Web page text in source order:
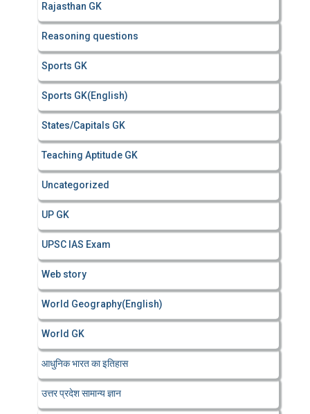
Rajasthan GK
Reasoning questions
Sports GK
Sports GK(English)
States/Capitals GK
Teaching Aptitude GK
Uncategorized
UP GK
UPSC IAS Exam
Web story
World Geography(English)
World GK
आधुनिक भारत का इतिहास
उत्तर प्रदेश सामान्य ज्ञान